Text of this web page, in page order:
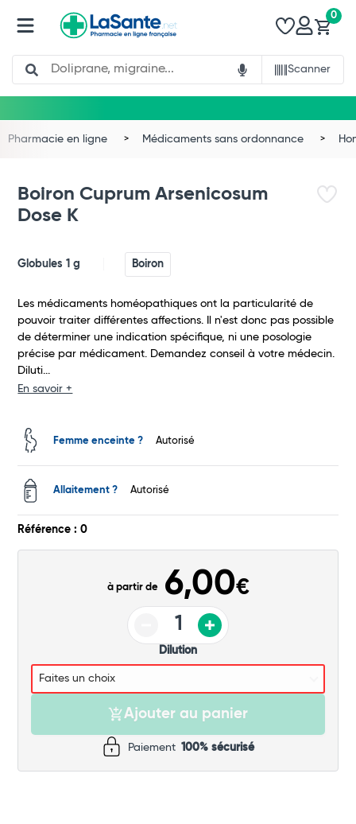
Search
Scanner
0
Pharmacie en ligne Médicaments sans ordonnance
Boiron Cuprum Arsenicosum
Dose K
Globules 1 g Boiron
Les médicaments homéopathiques ont la particularité de
pouvoir traiter différentes affections. Il n'est donc pas possible
de déterminer une indication spécifique, ni une posologie
précise par médicament. Demandez conseil à votre médecin.
Diluti...
En savoir +
Femme enceinte ? Autorisé
Allaitement ? Autorisé
Référence : 0
à partir de 6,00€
Dilution
Ajouter au panier
Paiement 100% sécurisé